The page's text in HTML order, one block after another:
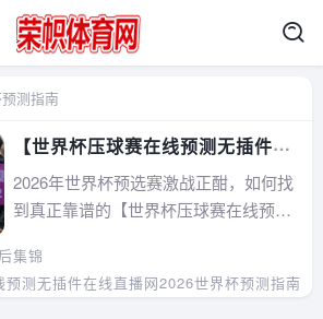
测指南
【世界杯压球赛在线预测无插件在
线直播网】：2026年资深球迷的实
战指南与避坑技巧
2026年世界杯预选赛激战正酣，如何找
到真正靠谱的【世界杯压球赛在线预测
出发，深度剖析无插件直播技术原理、
预测模型数据差异、选站5条铁律，并附
集锦
测无插件在线直播网2026世界杯预测指南